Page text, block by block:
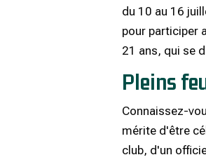
du 10 au 16
pour participer
21 ans, qui se
Pleins
Connaissez-
mérite d'être
club, d'un